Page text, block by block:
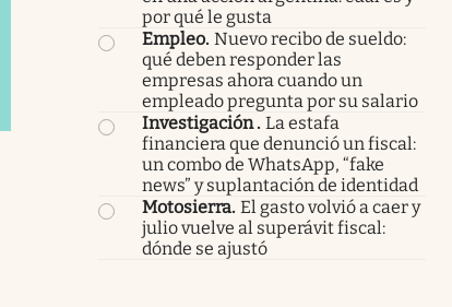
por qué le gusta
Empleo. Nuevo recibo de sueldo:
qué deben responder las
empresas ahora cuando un
empleado pregunta por su salario
Investigación. La estafa
financiera que denunció un fiscal:
un combo de WhatsApp, “fake
news” y suplantación de identidad
Motosierra. El gasto volvió a caer y
julio vuelve al superávit fiscal:
dónde se ajustó